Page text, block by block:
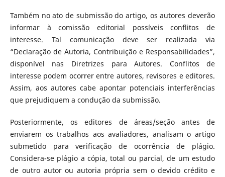
Também no ato de submissão do artigo, os autores deverão
informar à comissão editorial possíveis conflitos de
interesse. Tal comunicação deve ser realizada via
“Declaração de Autoria, Contribuição e Responsabilidades”,
disponível nas Diretrizes para Autores. Conflitos de
interesse podem ocorrer entre autores, revisores e editores.
Assim, aos autores cabe apontar potenciais interferências
que prejudiquem a condução da submissão.
Posteriormente, os editores de áreas/seção antes de
enviarem os trabalhos aos avaliadores, analisam o artigo
submetido para verificação de ocorrência de plágio.
Considera-se plágio a cópia, total ou parcial, de um estudo
de outro autor ou autoria própria sem o devido crédito e